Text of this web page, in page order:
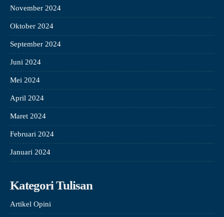
November 2024
Oktober 2024
September 2024
Juni 2024
Mei 2024
April 2024
Maret 2024
Februari 2024
Januari 2024
Kategori Tulisan
Artikel Opini